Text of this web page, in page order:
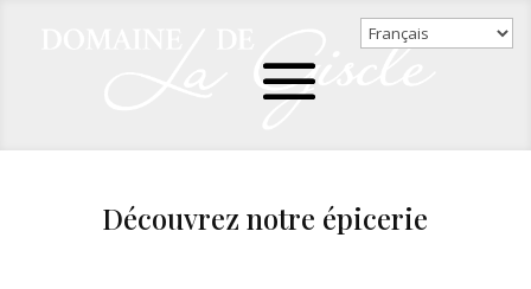
Découvrez notre épicerie